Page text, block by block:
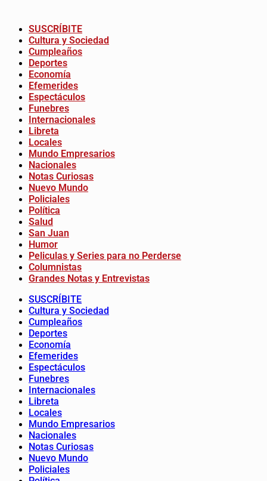
SUSCRÍBITE
Cultura y Sociedad
Cumpleaños
Deportes
Economía
Efemerides
Espectáculos
Funebres
Internacionales
Libreta
Locales
Mundo Empresarios
Nacionales
Notas Curiosas
Nuevo Mundo
Policiales
Política
Salud
San Juan
Humor
Peliculas y Series para no Perderse
Columnistas
Grandes Notas y Entrevistas
SUSCRÍBITE
Cultura y Sociedad
Cumpleaños
Deportes
Economía
Efemerides
Espectáculos
Funebres
Internacionales
Libreta
Locales
Mundo Empresarios
Nacionales
Notas Curiosas
Nuevo Mundo
Policiales